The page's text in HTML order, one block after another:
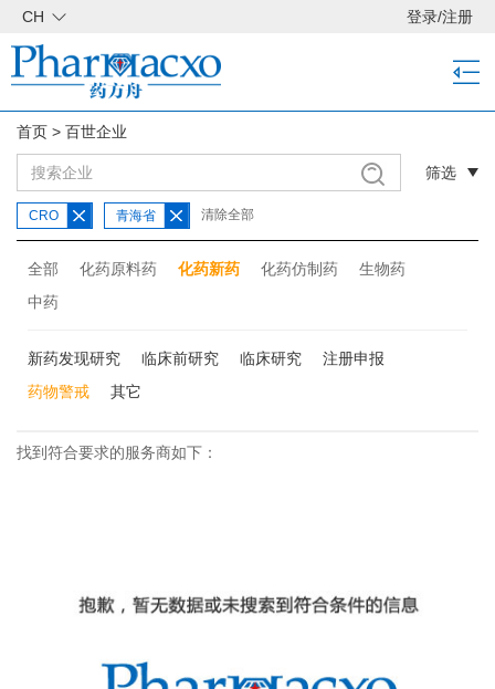
CH 登录/注册
首页 > 百世企业
筛选
CRO 青海省 清除全部
全部 化药原料药 化药新药 化药仿制药
生物药
中药
新药发现研究 临床前研究 临床研究
注册申报
药物警戒
其它
找到符合要求的服务商如下：